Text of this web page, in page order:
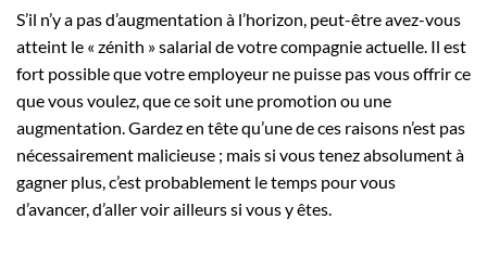
S’il n’y a pas d’augmentation à l’horizon, peut-être avez-vous
atteint le « zénith » salarial de votre compagnie actuelle. Il est
fort possible que votre employeur ne puisse pas vous offrir ce
que vous voulez, que ce soit une promotion ou une
augmentation. Gardez en tête qu’une de ces raisons n’est pas
nécessairement malicieuse ; mais si vous tenez absolument à
gagner plus, c’est probablement le temps pour vous
d’avancer, d’aller voir ailleurs si vous y êtes.